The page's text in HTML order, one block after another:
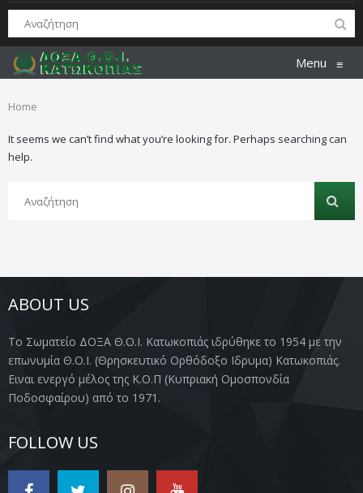
Menu ≡
Home
It seems we can’t find what you’re looking for. Perhaps searching can
help.
ABOUT US
Το Σωματείο ΔΟΞΑ Θ.Ο.Ι. Κατωκοπιάς ιδρύθηκε το 1954 με την
επωνυμία Θ.Ο.Ι. (Θρησκευτικό Ορθόδοξο Ιδρυμα) Κατωκοπιάς.
Ειναι ενεργό μέλος της Κ.Ο.Π (Κυπριακή Ομοσπονδία
Ποδοσφαίρου) από το 1971.
FOLLOW US